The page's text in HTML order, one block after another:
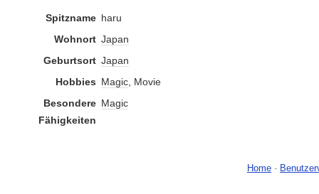
Spitzname haru
Wohnort Japan
Geburtsort Japan
Hobbies Magic, Movie
Besondere
Fähigkeiten
Magic
Home -